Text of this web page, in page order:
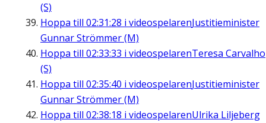
(S)
Hoppa till 02:31:28 i videospelarenJustitieminister
Gunnar Strömmer (M)
Hoppa till 02:33:33 i videospelarenTeresa Carvalho
(S)
Hoppa till 02:35:40 i videospelarenJustitieminister
Gunnar Strömmer (M)
Hoppa till 02:38:18 i videospelarenUlrika Liljeberg